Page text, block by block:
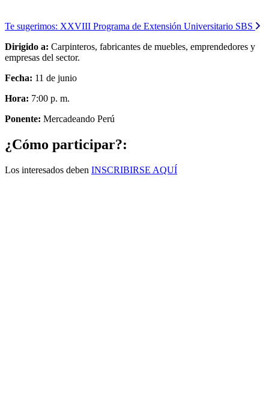
Te sugerimos: XXVIII Programa de Extensión Universitario SBS
Dirigido a: Carpinteros, fabricantes de muebles, emprendedores y
empresas del sector.
Fecha: 11 de junio
Hora: 7:00 p. m.
Ponente: Mercadeando Perú
¿Cómo participar?:
Los interesados deben INSCRIBIRSE AQUÍ